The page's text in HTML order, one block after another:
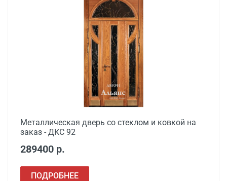
Металлическая дверь со стеклом и ковкой на
заказ - ДКС 92
289400 р.
ПОДРОБНЕЕ